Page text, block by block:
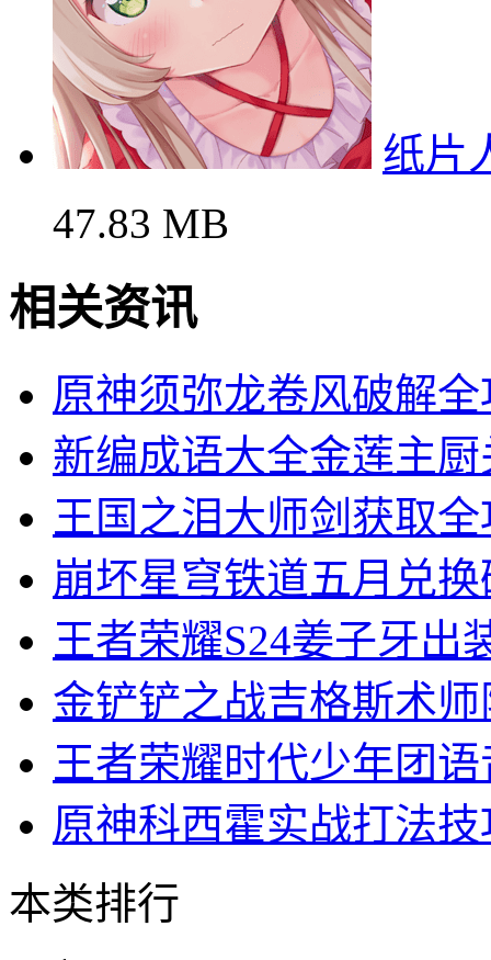
纸片
47.83 MB
相关资讯
原神须弥龙卷风破解全
新编成语大全金莲主
王国之泪大师剑获取
崩坏星穹铁道五月兑
王者荣耀S24姜子牙出
金铲铲之战吉格斯术
王者荣耀时代少年团
原神科西霍实战打法
本类排行